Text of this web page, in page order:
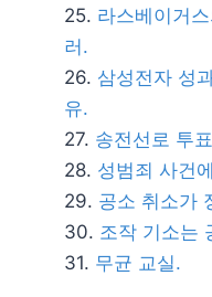
라스베이거
러.
삼성전자 성
유.
송전선로 투
성범죄 사건
공소 취소가
조작 기소는
무균 교실.